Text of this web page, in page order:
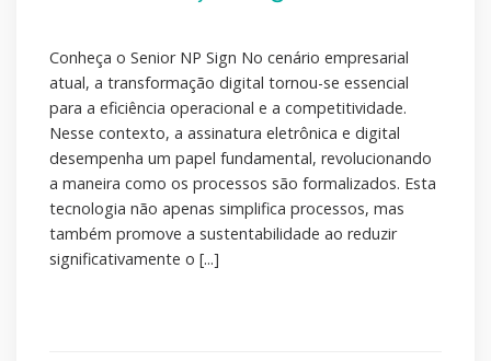
Conheça o Senior NP Sign No cenário empresarial
atual, a transformação digital tornou-se essencial
para a eficiência operacional e a competitividade.
Nesse contexto, a assinatura eletrônica e digital
desempenha um papel fundamental, revolucionando
a maneira como os processos são formalizados. Esta
tecnologia não apenas simplifica processos, mas
também promove a sustentabilidade ao reduzir
significativamente o [...]